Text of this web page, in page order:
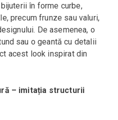
în forme curbe,
precum frunze sau valuri,
De asemenea, o
sau o geantă cu detalii
acest look inspirat din
– imitația structurii